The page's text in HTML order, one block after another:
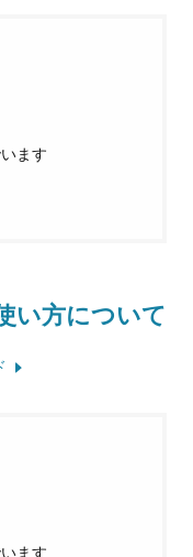
ます
い方について
ます